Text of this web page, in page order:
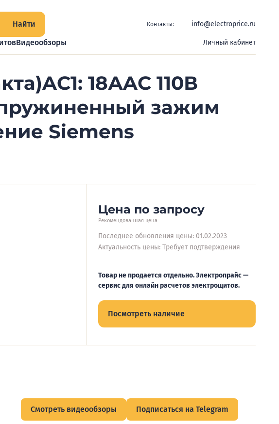
Найти Контакты: info@electroprice.ru
Видеообзоры Личный кабинет
18АAC 110В
зажим
Siemens
Цена по запросу
Рекомендованная цена
Последнее обновления цены: 01.02.2023
Актуальность цены: Требует подтверждения
Товар не продается отдельно. Электропрайс —
сервис для онлайн расчетов электрощитов.
Посмотреть наличие
Смотреть видеообзоры Подписаться на Telegram